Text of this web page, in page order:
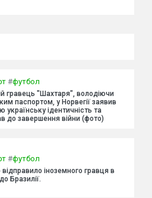
#футбол
гравець "Шахтаря", володіючи
паспортом, у Норвегії заявив
українську ідентичність та
до завершення війни (фото)
#футбол
іноземного гравця в
Бразилії.